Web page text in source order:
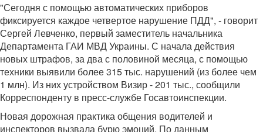
"Сегодня с помощью автоматических приборов
фиксируется каждое четвертое нарушение ПДД", - говорит
Сергей Левченко, первый заместитель начальника
Департамента ГАИ МВД Украины. С начала действия
новых штрафов, за два с половиной месяца, с помощью
техники выявили более 315 тыс. нарушений (из более чем
1 млн). Из них устройством Визир - 201 тыс., сообщили
Корреспонденту в пресс-службе Госавтоинспекции.
Новая дорожная практика общения водителей и
инспекторов вызвала бурю эмоций. По данным